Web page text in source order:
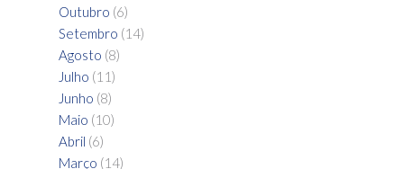
Outubro (6)
Setembro (14)
Agosto (8)
Julho (11)
Junho (8)
Maio (10)
Abril (6)
Março (14)